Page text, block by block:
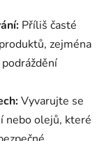
Příliš časté
zejména
Vyvarujte se
nebo olejů, které